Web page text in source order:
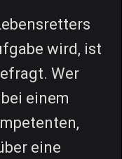
wird, ist
Wer
einem
eine